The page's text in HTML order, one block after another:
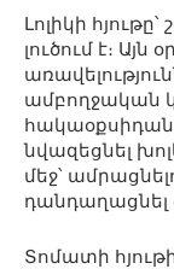
Լոլիկի
լուծում է։
ամբողջական
նվազեցնել
մեջ՝
դանդաղացնել
Տոմատի